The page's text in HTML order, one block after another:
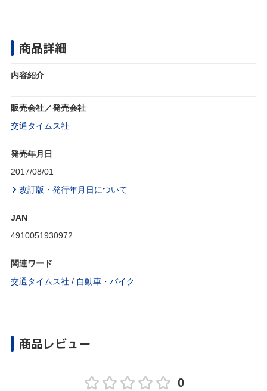
商品詳細
内容紹介
販売会社／発売会社
交通タイムス社
発売年月日
2017/08/01
改訂版・発行年月日について
JAN
4910051930972
関連ワード
交通タイムス社 / 自動車・バイク
商品レビュー
0